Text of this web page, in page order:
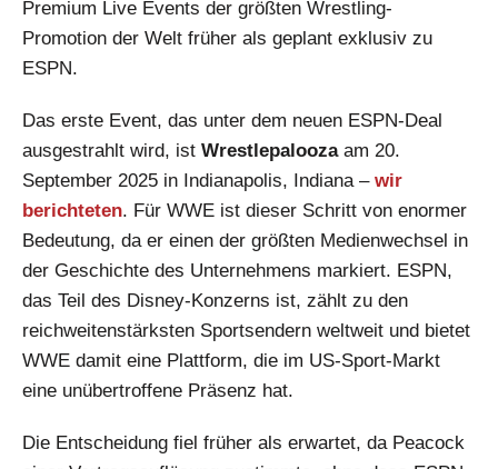
Premium Live Events der größten Wrestling-
Promotion der Welt früher als geplant exklusiv zu
ESPN.
Das erste Event, das unter dem neuen ESPN-Deal
ausgestrahlt wird, ist Wrestlepaloozaam 20.
September 2025 in Indianapolis, Indiana – wir
berichteten. Für WWE ist dieser Schritt von enormer
Bedeutung, da er einen der größten Medienwechsel in
der Geschichte des Unternehmens markiert. ESPN,
das Teil des Disney-Konzerns ist, zählt zu den
reichweitenstärksten Sportsendern weltweit und bietet
WWE damit eine Plattform, die im US-Sport-Markt
eine unübertroffene Präsenz hat.
Die Entscheidung fiel früher als erwartet, da Peacock